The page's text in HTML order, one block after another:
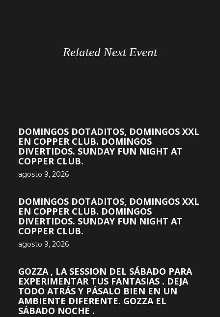
Related Next Event
DOMINGOS DOTADITOS, DOMINGOS XXL
EN COPPER CLUB. DOMINGOS
DIVERTIDOS. SUNDAY FUN NIGHT AT
COPPER CLUB.
agosto 9, 2026
DOMINGOS DOTADITOS, DOMINGOS XXL
EN COPPER CLUB. DOMINGOS
DIVERTIDOS. SUNDAY FUN NIGHT AT
COPPER CLUB.
agosto 9, 2026
GOZZA , LA SESSION DEL SÁBADO PARA
EXPERIMENTAR TUS FANTASIAS . DEJA
TODO ATRÁS Y PÁSALO BIEN EN UN
AMBIENTE DIFERENTE. GOZZA EL
SÁBADO NOCHE .